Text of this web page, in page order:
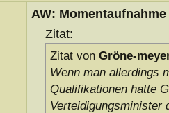
AW: Momentaufnahme
Zitat:
Zitat von Gröne-
Wenn man allerdings
Qualifikationen hatte
Verteidigungsminister